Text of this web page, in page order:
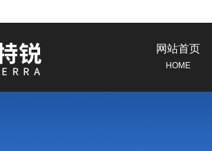
网站首页
HOME